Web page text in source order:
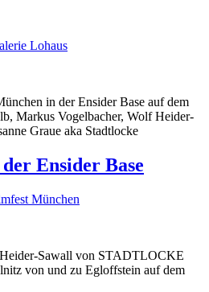
Lohaus
Ensider Base
München